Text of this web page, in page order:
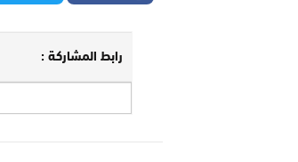
رابط المشاركة :